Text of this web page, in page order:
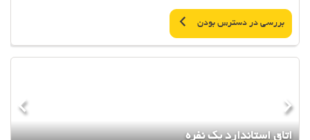
بررسی در دسترس بودن
اتاق استاندارد یک نفره